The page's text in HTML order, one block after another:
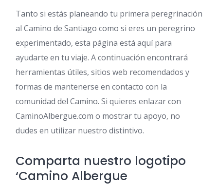
Tanto si estás planeando tu primera peregrinación
al Camino de Santiago como si eres un peregrino
experimentado, esta página está aquí para
ayudarte en tu viaje. A continuación encontrará
herramientas útiles, sitios web recomendados y
formas de mantenerse en contacto con la
comunidad del Camino. Si quieres enlazar con
CaminoAlbergue.com o mostrar tu apoyo, no
dudes en utilizar nuestro distintivo.
Comparta nuestro logotipo
‘Camino Albergue